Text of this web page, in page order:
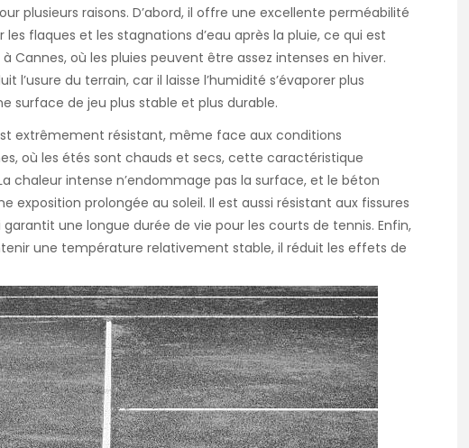
plusieurs raisons. D’abord, il offre une excellente perméabilité
les flaques et les stagnations d’eau après la pluie, ce qui est
Cannes, où les pluies peuvent être assez intenses en hiver.
l’usure du terrain, car il laisse l’humidité s’évaporer plus
surface de jeu plus stable et plus durable.
extrêmement résistant, même face aux conditions
où les étés sont chauds et secs, cette caractéristique
chaleur intense n’endommage pas la surface, et le béton
exposition prolongée au soleil. Il est aussi résistant aux fissures
une longue durée de vie pour les courts de tennis. Enfin,
une température relativement stable, il réduit les effets de